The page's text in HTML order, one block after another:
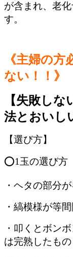
が含まれ、老
す。
《主婦の
ない！！》
【失敗し
法とおいし
【選び方】
⭕️1玉の選び方
・ヘタの部分
・縞模様が等
・叩くとボン
は完熟したもの